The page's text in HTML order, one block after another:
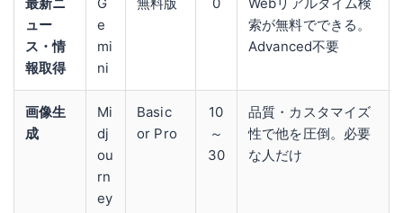
ュー
ス・情
報取得
e
mi
ni
索が無料でできる。
Advanced不要
画像生
成
Mi
dj
ou
rn
ey
Basic
or Pro
10
～
30
品質・カスタマイズ
性で他を圧倒。必要
な人だけ